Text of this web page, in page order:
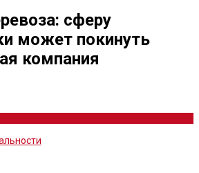
сферу
может покинуть
компания